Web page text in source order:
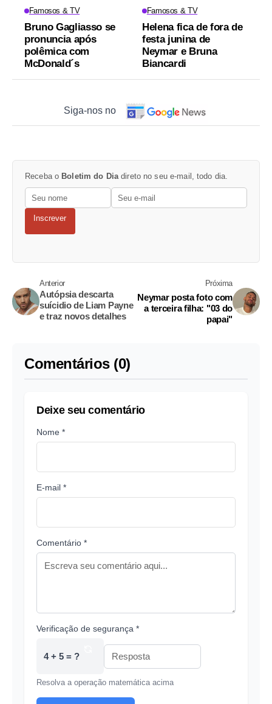
Famosos & TV
Bruno Gagliasso se
pronuncia após
polêmica com
McDonald´s
Famosos & TV
Helena fica de fora de
festa junina de
Neymar e Bruna
Biancardi
Siga-nos no
Receba o Boletim do Dia direto no seu e-mail, todo dia.
Inscrever
Anterior
Autópsia descarta
suícidio de Liam Payne
e traz novos detalhes
Próxima
Neymar posta foto com
a terceira filha: "03 do
papai"
Comentários (0)
Deixe seu comentário
Nome *
E-mail *
Comentário *
Verificação de segurança *
4 + 5 = ?
Resolva a operação matemática acima